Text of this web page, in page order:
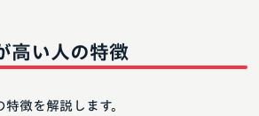
高い人の特徴
徴を解説します。